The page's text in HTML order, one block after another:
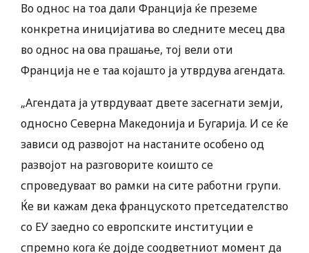
Во однос на тоа дали Франција ќе преземе
конкретна иницијатива во следните месец два
во однос на ова прашање, тој вели оти
Франција не е таа којашто ја утврдува агендата.
„Агендата ја утврдуваат двете засегнати земји,
односно Северна Македонија и Бугарија. И се ќе
зависи од развојот на настаните особено од
развојот на разговорите коишто се
спроведуваат во рамки на сите работни групи.
Ќе ви кажам дека француското претседателство
со ЕУ заедно со европските институции е
спремно кога ќе дојде соодветниот момент да